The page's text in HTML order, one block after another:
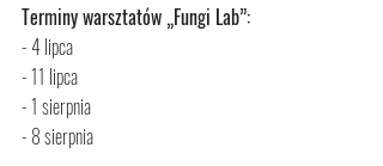
Terminy warsztatów „Fungi Lab”:
- 4 lipca
- 11 lipca
- 1 sierpnia
- 8 sierpnia